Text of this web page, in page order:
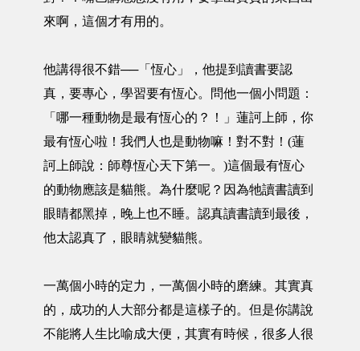
來啊，這個才有用的。
他講得很不錯──「恆心」，他提到讀書要認
真，要專心，學習要有恆心。問他一個小問題：
「哪一種動物是最有恆心的？！」蓮訶上師，你
最有恆心啦！我們人也是動物嘛！對不對！(蓮
訶上師說：師尊恆心天下第一。)這個最有恆心
的動物應該是貓熊。為什麼呢？因為牠讀書讀到
眼睛都黑掉，晚上也不睡。認真讀書讀到最後，
他太認真了，眼睛就變貓熊。
一萬個小時的定力，一萬個小時的磨練。其實真
的，成功的人大部分都是這樣子的。但是你講說
不能將人生比喻成大便，其實有時候，很多人很